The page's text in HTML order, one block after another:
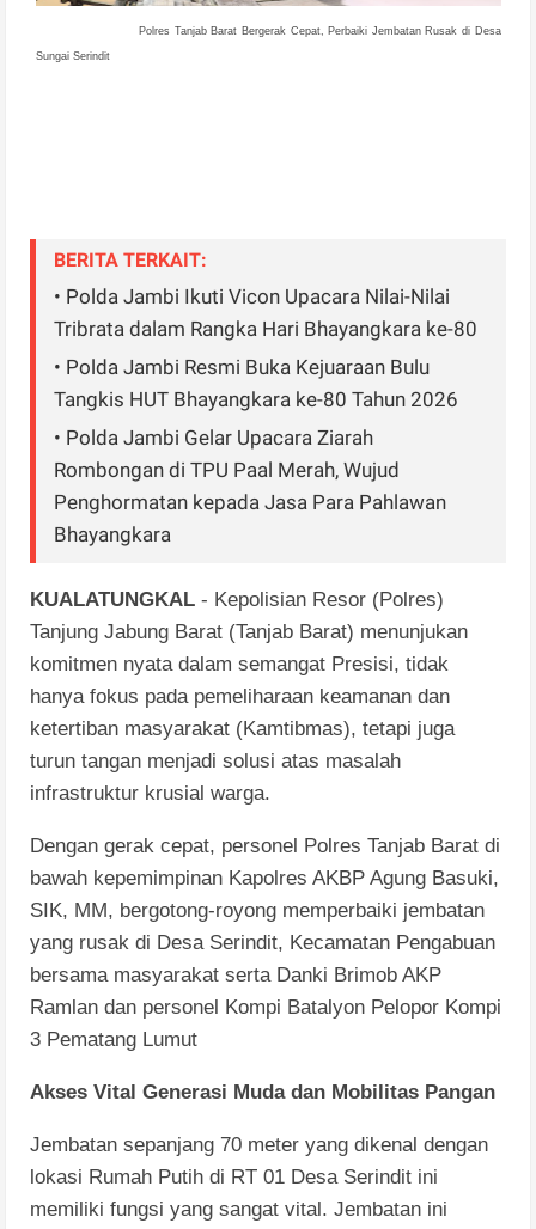
Polres Tanjab Barat Bergerak Cepat, Perbaiki Jembatan Rusak di ​Desa
Sungai Serindit
BERITA TERKAIT:
• Polda Jambi Ikuti Vicon Upacara Nilai-Nilai
Tribrata dalam Rangka Hari Bhayangkara ke-80
• Polda Jambi Resmi Buka Kejuaraan Bulu
Tangkis HUT Bhayangkara ke-80 Tahun 2026
• Polda Jambi Gelar Upacara Ziarah
Rombongan di TPU Paal Merah, Wujud
Penghormatan kepada Jasa Para Pahlawan
Bhayangkara
KUALATUNGKAL - Kepolisian Resor (Polres)
Tanjung Jabung Barat (Tanjab Barat) menunjukan
komitmen nyata dalam semangat Presisi, tidak
hanya fokus pada pemeliharaan keamanan dan
ketertiban masyarakat (Kamtibmas), tetapi juga
turun tangan menjadi solusi atas masalah
infrastruktur krusial warga.
​Dengan gerak cepat, personel Polres Tanjab Barat di
bawah kepemimpinan Kapolres AKBP Agung Basuki,
SIK, MM, bergotong-royong memperbaiki jembatan
yang rusak di Desa Serindit, Kecamatan Pengabuan
bersama masyarakat serta Danki Brimob AKP
Ramlan dan personel Kompi Batalyon Pelopor Kompi
3 Pematang Lumut
Akses Vital Generasi Muda dan Mobilitas Pangan
​Jembatan sepanjang 70 meter yang dikenal dengan
lokasi Rumah Putih di RT 01 Desa Serindit ini
memiliki fungsi yang sangat vital. Jembatan ini